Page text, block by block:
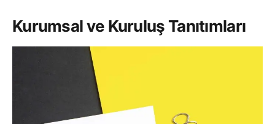
Kurumsal ve Kuruluş Tanıtımları